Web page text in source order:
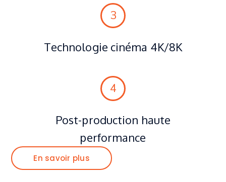
3
Technologie cinéma 4K/8K
4
Post-production haute
performance
En savoir plus